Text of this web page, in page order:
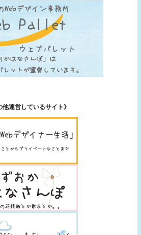
他運営しているサイト》